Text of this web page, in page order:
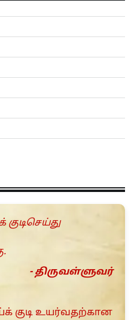
- திருவள்ளுவர்
குடி உயர்வதற்கான